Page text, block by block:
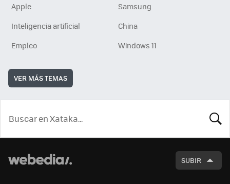
Apple
Samsung
Inteligencia artificial
China
Empleo
Windows 11
VER MÁS TEMAS
SUBIR